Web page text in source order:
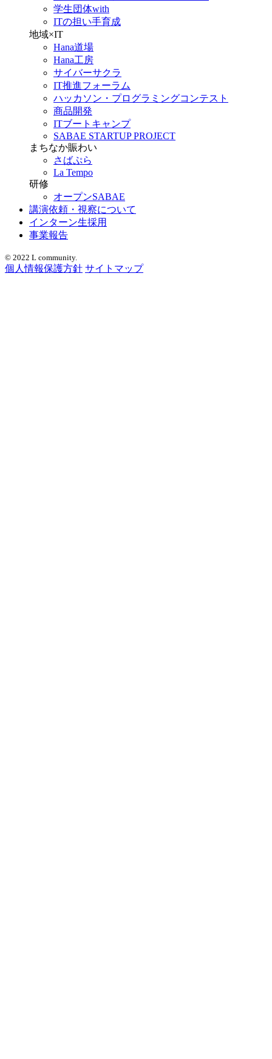
学生団体with
ITの担い手育成
地域×IT
Hana道場
Hana工房
サイバーサクラ
IT推進フォーラム
ハッカソン・プログラミングコンテスト
商品開発
ITブートキャンプ
SABAE STARTUP PROJECT
まちなか賑わい
さばぷら
La Tempo
研修
オープンSABAE
講演依頼・視察について
インターン生採用
事業報告
© 2022 L community.
個人情報保護方針 サイトマップ